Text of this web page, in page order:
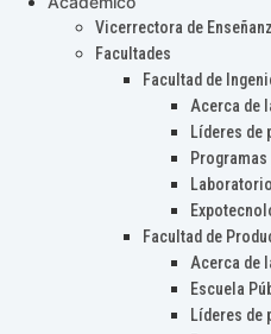
Vicerrectora de
Facultades
Facultad de
Acerca de
Líderes de
Facultad de
Acerca de
Escuela
Líderes de